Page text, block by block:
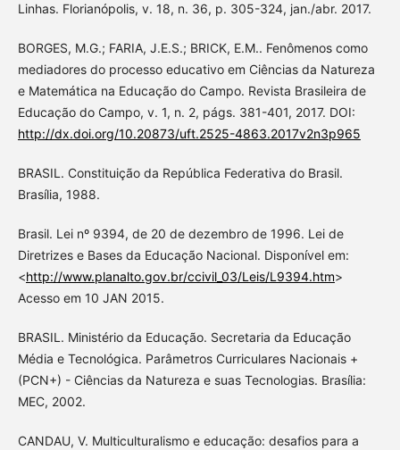
Linhas. Florianópolis, v. 18, n. 36, p. 305-324, jan./abr. 2017.
BORGES, M.G.; FARIA, J.E.S.; BRICK, E.M.. Fenômenos como
mediadores do processo educativo em Ciências da Natureza
e Matemática na Educação do Campo. Revista Brasileira de
Educação do Campo, v. 1, n. 2, págs. 381-401, 2017. DOI:
http://dx.doi.org/10.20873/uft.2525-4863.2017v2n3p965
BRASIL. Constituição da República Federativa do Brasil.
Brasília, 1988.
Brasil. Lei nº 9394, de 20 de dezembro de 1996. Lei de
Diretrizes e Bases da Educação Nacional. Disponível em:
<http://www.planalto.gov.br/ccivil_03/Leis/L9394.htm>
Acesso em 10 JAN 2015.
BRASIL. Ministério da Educação. Secretaria da Educação
Média e Tecnológica. Parâmetros Curriculares Nacionais +
(PCN+) - Ciências da Natureza e suas Tecnologias. Brasília:
MEC, 2002.
CANDAU, V. Multiculturalismo e educação: desafios para a